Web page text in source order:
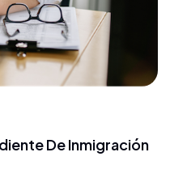
De Inmigración